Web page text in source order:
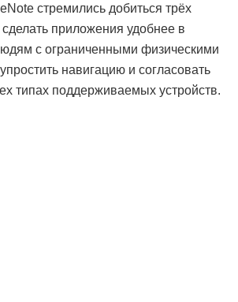
стремились добиться трёх
приложения удобнее в
с ограниченными физическими
навигацию и согласовать
типах поддерживаемых устройств.